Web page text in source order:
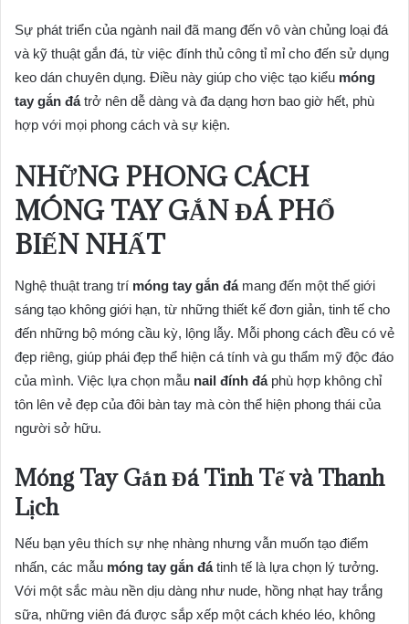
Sự phát triển của ngành nail đã mang đến vô vàn chủng loại đá
và kỹ thuật gắn đá, từ việc đính thủ công tỉ mỉ cho đến sử dụng
keo dán chuyên dụng. Điều này giúp cho việc tạo kiểu móng
tay gắn đátrở nên dễ dàng và đa dạng hơn bao giờ hết, phù
hợp với mọi phong cách và sự kiện.
NHỮNG PHONG CÁCH
MÓNG TAY GẮN ĐÁ PHỔ
BIẾN NHẤT
Nghệ thuật trang trí móng tay gắn đámang đến một thế giới
sáng tạo không giới hạn, từ những thiết kế đơn giản, tinh tế cho
đến những bộ móng cầu kỳ, lộng lẫy. Mỗi phong cách đều có vẻ
đẹp riêng, giúp phái đẹp thể hiện cá tính và gu thẩm mỹ độc đáo
của mình. Việc lựa chọn mẫu nail đính đáphù hợp không chỉ
tôn lên vẻ đẹp của đôi bàn tay mà còn thể hiện phong thái của
người sở hữu.
Móng Tay Gắn Đá Tinh Tế và Thanh
Lịch
Nếu bạn yêu thích sự nhẹ nhàng nhưng vẫn muốn tạo điểm
nhấn, các mẫu móng tay gắn đátinh tế là lựa chọn lý tưởng.
Với một sắc màu nền dịu dàng như nude, hồng nhạt hay trắng
sữa, những viên đá được sắp xếp một cách khéo léo, không